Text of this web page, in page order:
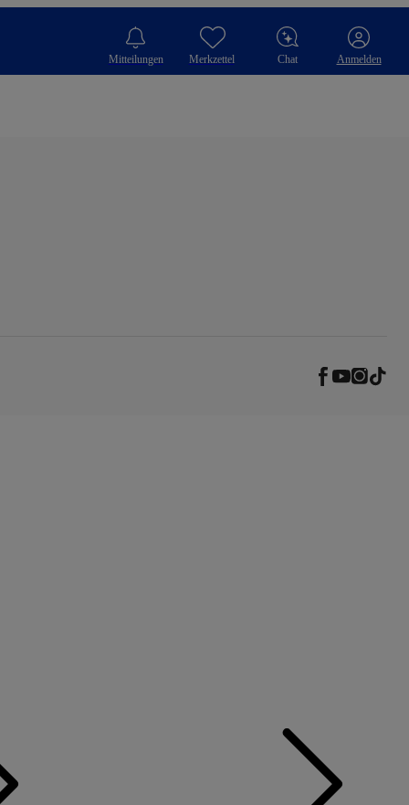
Mitteilungen Merkzettel Chat Anmelden